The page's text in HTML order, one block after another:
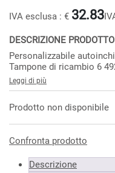
IVA esclusa : € 32.83
DESCRIZIONE PRODOTTO
Personalizzabile
Tampone di ricambio 6
Leggi di più
Prodotto non disponibile
Confronta prodotto
Descrizione